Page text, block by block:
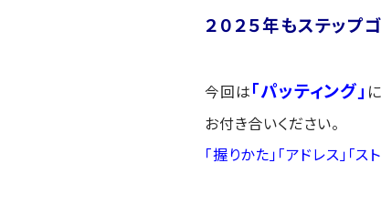
２０２５年もステップ
今回は「パッティング」
お付き合いください。
「握りかた」 「アドレス」「ス